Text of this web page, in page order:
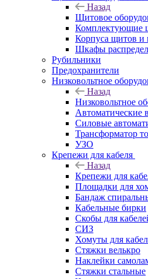
Назад
Щитовое
Комплектующие
Корпуса щитов и
Шкафы
Рубильники
Предохранители
Низковольтное
Назад
Низковольтное
Автоматические
Силовые
Трансформатор
УЗО
Крепежи для кабеля
Назад
Крепежи для
Площадки для
Бандаж
Кабельные бирки
Cкобы для
СИЗ
Хомуты для
Стяжки велькро
Наклейки
Стяжки стальные